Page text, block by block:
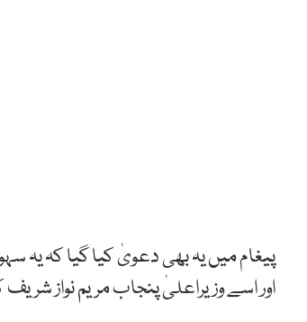
پیغام میں یہ بھی دعویٰ کیا گیا کہ
اور اسے وزیراعلیٰ پنجاب مریم نواز